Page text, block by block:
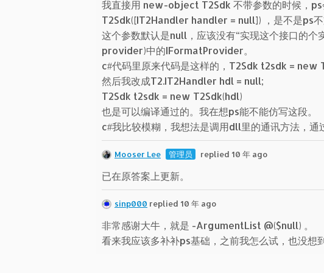
我直接用 new-object T2Sdk 不带参数的时候，
T2Sdk([IT2Handler handler = null]) ，是不是ps不
这个参数默认是null，应该没有“实现这个接口的
provider)中的IFormatProvider。
c#代码里原来代码是这样的，T2Sdk t2sdk = new
然后我改成T2.IT2Handler hdl = null;
T2Sdk t2sdk = new T2Sdk(hdl)
也是可以编译通过的。我在想ps能不能仿写这段。
c#我比较模糊，我想法是调用dll里的通讯方法，通
Mooser Lee 管理员 replied 10 年 ago
已在原答案上更新。
sinp000 replied 10 年 ago
非常感谢大牛，就是 -ArgumentList @($null) 。
看来我应该多补补ps基础，之前我怎么试，也没想